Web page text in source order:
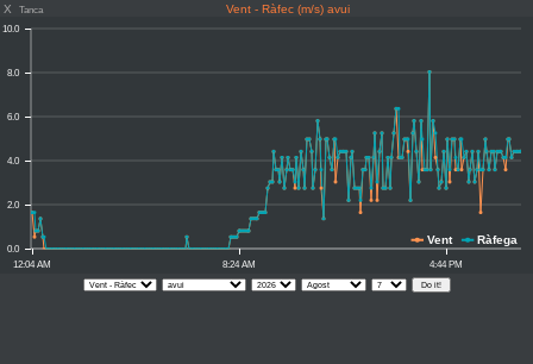
X Tanca Vent - Ràfec (m/s) avui